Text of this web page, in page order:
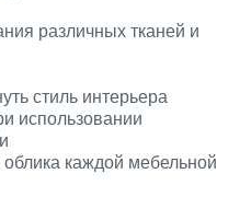
различных тканей и
стиль интерьера
использовании
каждой мебельной